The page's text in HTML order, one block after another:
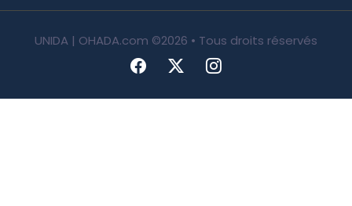
UNIDA | OHADA.com ©2026 • Tous droits réservés